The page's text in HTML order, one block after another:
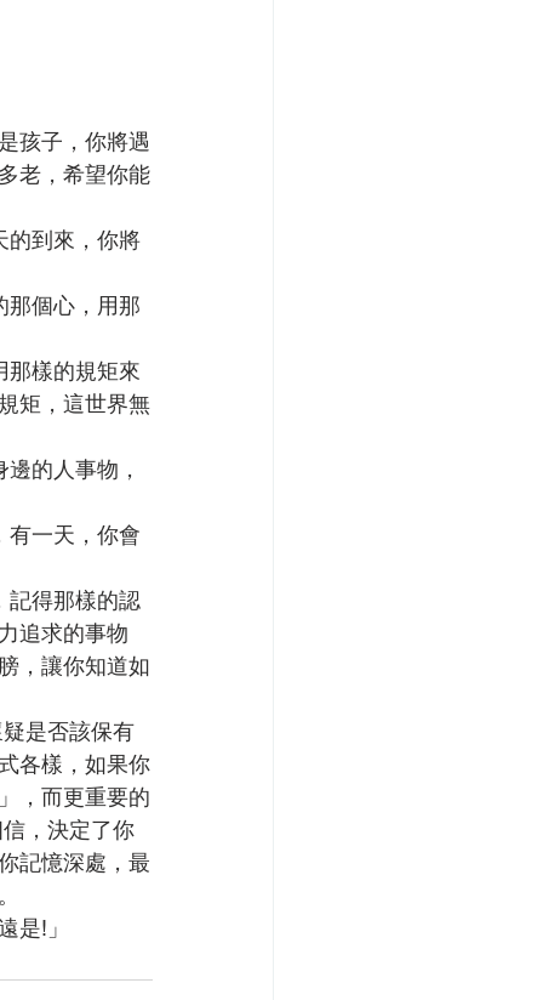
孩子，你將遇
老，希望你能
的到來，你將
那個心，用那
那樣的規矩來
矩，這世界無
的人事物，
有一天，你會
記得那樣的認
追求的事物
，讓你知道如
是否該保有
各樣，如果你
，而更重要的
，決定了你
記憶深處，最
是!」